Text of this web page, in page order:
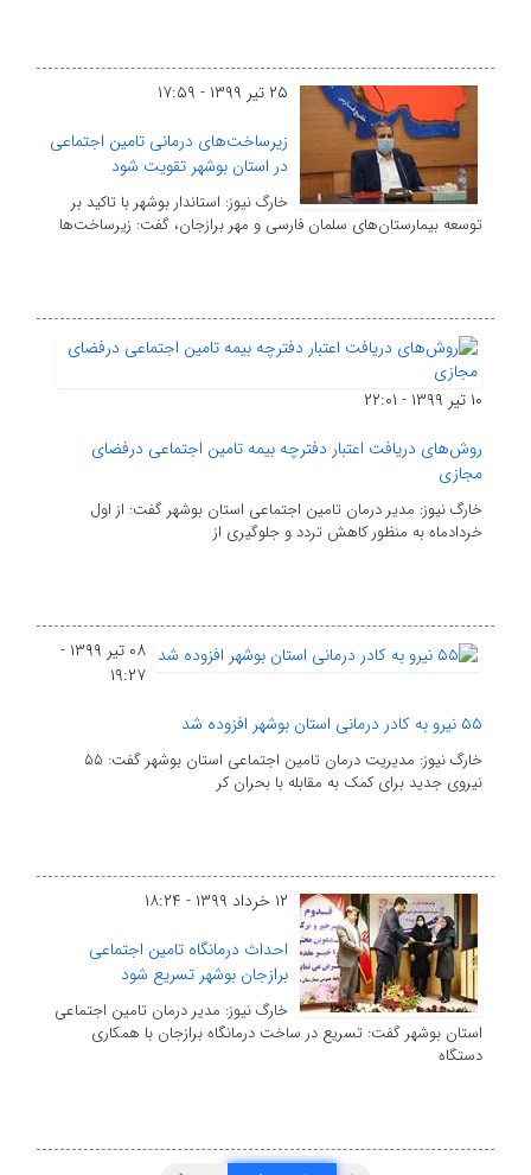
۲۵ تیر ۱۳۹۹ - ۱۷:۵۹
زیرساخت‌های درمانی تامین اجتماعی
در استان بوشهر تقویت شود
خارگ نیوز: استاندار بوشهر با تاکید بر
توسعه بیمارستان‌های سلمان فارسی و مهر برازجان، گفت: زیرساخت‌ها
۱۰ تیر ۱۳۹۹ - ۲۲:۰۱
روش‌های دریافت اعتبار دفترچه بیمه تامین اجتماعی درفضای
مجازی
خارگ نیوز: مدیر درمان تامین اجتماعی استان بوشهر گفت: از اول
خردادماه به منظور کاهش تردد و جلوگیری از
۰۸ تیر ۱۳۹۹ -
۱۹:۲۷
۵۵ نیرو به کادر درمانی استان بوشهر افزوده شد
خارگ نیوز: مدیریت درمان تامین اجتماعی استان بوشهر گفت: ۵۵
نیروی جدید برای کمک به مقابله با بحران کر
۱۲ خرداد ۱۳۹۹ - ۱۸:۲۴
احداث درمانگاه تامین اجتماعی
برازجان بوشهر تسریع شود
خارگ نیوز: مدیر درمان تامین اجتماعی
استان بوشهر گفت: تسریع در ساخت درمانگاه برازجان با همکاری
دستگاه